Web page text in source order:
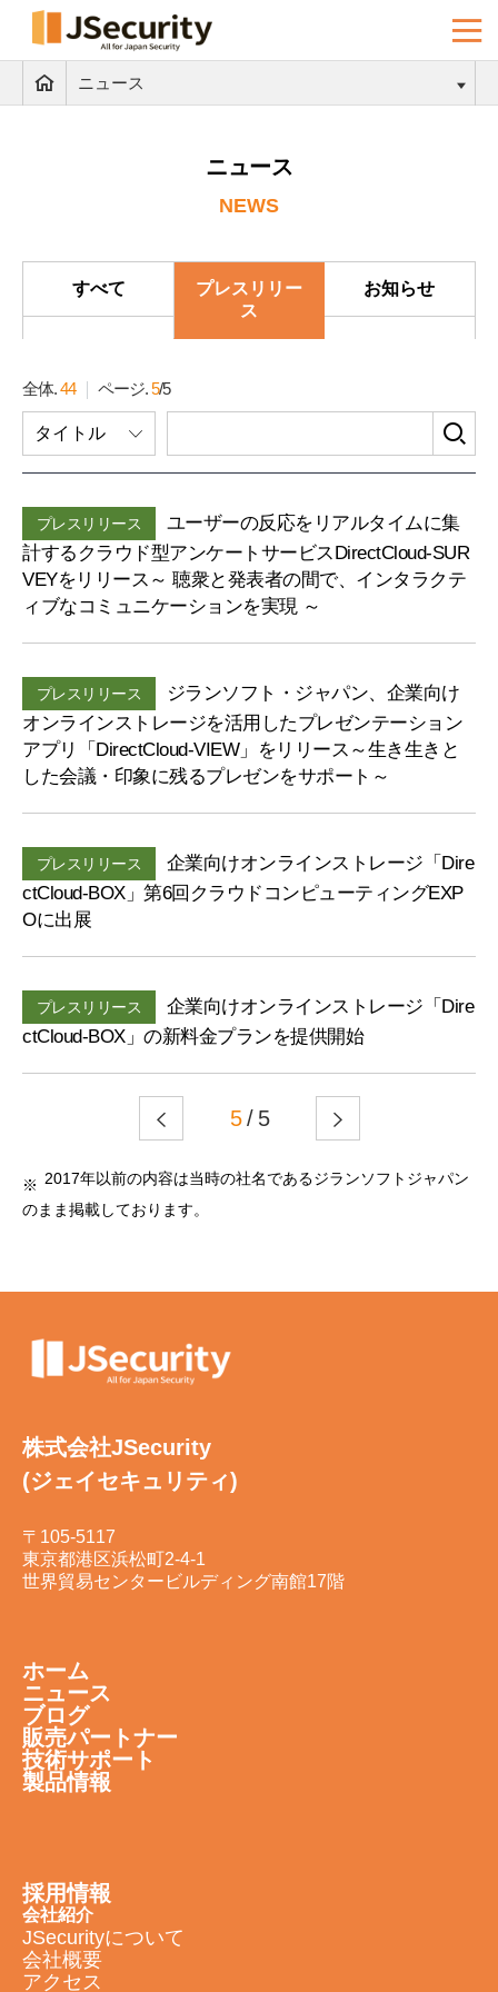
ニュース
ニュース
NEWS
すべて
プレスリリー
ス
お知らせ
全体.44 ページ.5/5
索
ー
タイトル
プレスリリース
ユーザーの反応をリアルタイムに集
計するクラウド型アンケートサービスDirectCloud-SUR
VEYをリリース～ 聴衆と発表者の間で、インタラクテ
ィブなコミュニケーションを実現 ～
プレスリリース
ジランソフト・ジャパン、企業向け
オンラインストレージを活用したプレゼンテーション
アプリ「DirectCloud-VIEW」をリリース～生き生きと
した会議・印象に残るプレゼンをサポート～
プレスリリース
企業向けオンラインストレージ「Dire
ctCloud-BOX」第6回クラウドコンピューティングEXP
Oに出展
プレスリリース
企業向けオンラインストレージ「Dire
ctCloud-BOX」の新料金プランを提供開始
5/ 5
2017年以前の内容は当時の社名であるジランソフトジャパン
のまま掲載しております。
株式会社JSecurity
(ジェイセキュリティ)
〒105-5117
東京都港区浜松町2-4-1
世界貿易センタービルディング南館17階
ホーム
ニュース
ブログ
販売パートナー
技術サポート
製品情報
採用情報
会社紹介
JSecurityについて
会社概要
アクセス